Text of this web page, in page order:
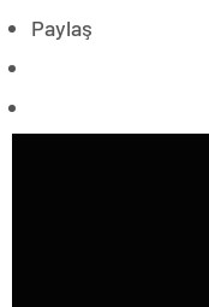
Paylaş